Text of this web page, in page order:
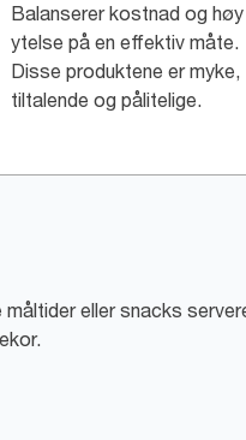
Balanserer kostnad og høy
ytelse på en effektiv måte.
Disse produktene er myke,
tiltalende og pålitelige.
eller snacks